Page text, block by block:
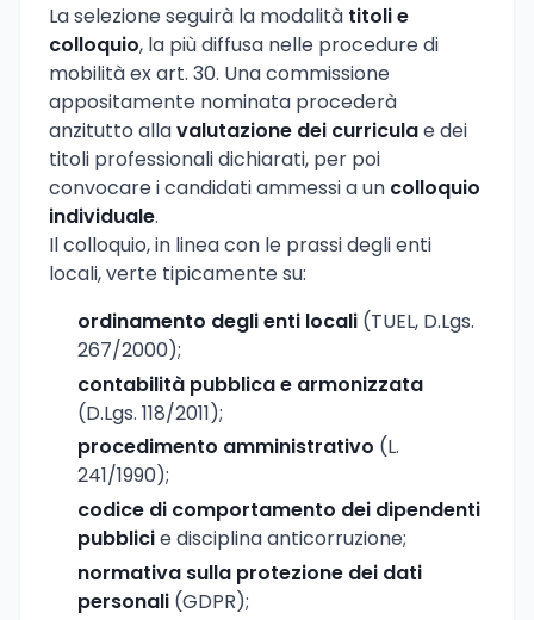
La selezione seguirà la modalità titoli e
colloquio, la più diffusa nelle procedure di
mobilità ex art. 30. Una commissione
appositamente nominata procederà
anzitutto allavalutazione dei curriculae dei
titoli professionali dichiarati, per poi
convocare i candidati ammessi a un colloquio
individuale.
Il colloquio, in linea con le prassi degli enti
locali, verte tipicamente su:
ordinamento degli enti locali (TUEL, D.Lgs.
267/2000);
contabilità pubblica e armonizzata
(D.Lgs. 118/2011);
procedimento amministrativo (L.
241/1990);
codice di comportamento dei dipendenti
pubblicie disciplina anticorruzione;
normativa sulla protezione dei dati
personali (GDPR);